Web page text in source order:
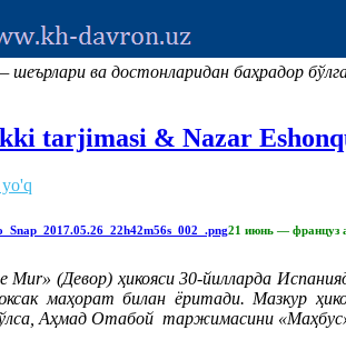
ва достонларидан баҳрадор
tarjimasi & Nazar
21 июнь — француз
(Девор) ҳикояси 30-йилларда
маҳорат билан ёритади. Мазкур
Аҳмад Отабой таржимасини